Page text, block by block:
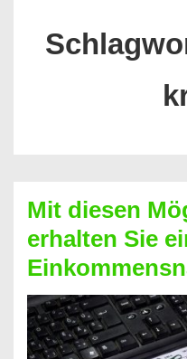
Mit diesen
erhalten Sie